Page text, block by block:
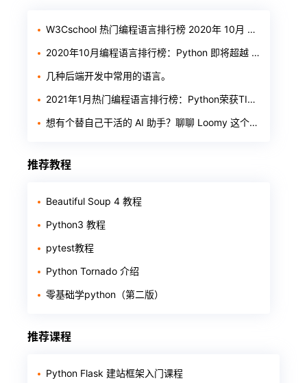
W3Cschool 热门编程语言排行榜 2020年 10月 TOP10
2020年10月编程语言排行榜：Python 即将超越 Java
几种后端开发中常用的语言。
2021年1月热门编程语言排行榜：Python荣获TIOBE年度之星
想有个替自己干活的 AI 助手？聊聊 Loomy 这个「AI 工作搭子」
推荐教程
Beautiful Soup 4 教程
Python3 教程
pytest教程
Python Tornado 介绍
零基础学python（第二版）
推荐课程
Python Flask 建站框架入门课程